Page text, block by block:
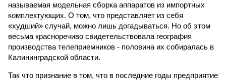
называемая модельная сборка аппаратов из импортных
комплектующих. О том, что представляет из себя
«худший» случай, можно лишь догадываться. Но об этом
весьма красноречиво свидетельствовала география
производства телеприемников - половина их собиралась в
Калининградской области.
Так что признание в том, что в последние годы предприятие